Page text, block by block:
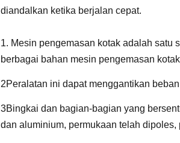
diandalkan ketika berjalan cepat.
1. Mesin pengemasan kotak adalah satu
berbagai bahan mesin pengemasan
2Peralatan ini dapat menggantikan
3Bingkai dan bagian-bagian yang
dan aluminium, permukaan telah